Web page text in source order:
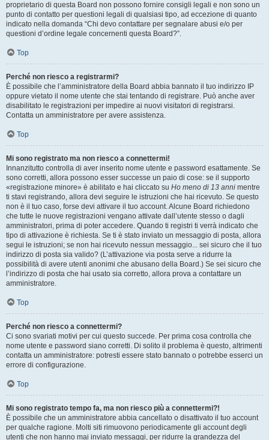
proprietario di questa Board non possono fornire consigli legali e non sono un
punto di contatto per questioni legali di qualsiasi tipo, ad eccezione di quanto
indicato nella domanda “Chi devo contattare per segnalare abusi e/o per
questioni d’ordine legale concernenti questa Board?”.
Top
Perché non riesco a registrarmi?
È possibile che l’amministratore della Board abbia bannato il tuo indirizzo IP
oppure vietato il nome utente che stai tentando di registrare. Può anche aver
disabilitato le registrazioni per impedire ai nuovi visitatori di registrarsi.
Contatta un amministratore per avere assistenza.
Top
Mi sono registrato ma non riesco a connettermi!
Innanzitutto controlla di aver inserito nome utente e password esattamente. Se
sono corretti, allora possono esser successe un paio di cose: se il supporto
«registrazione minore» è abilitato e hai cliccato su Ho meno di 13 anni mentre
ti stavi registrando, allora devi seguire le istruzioni che hai ricevuto. Se questo
non è il tuo caso, forse devi attivare il tuo account. Alcune Board richiedono
che tutte le nuove registrazioni vengano attivate dall’utente stesso o dagli
amministratori, prima di poter accedere. Quando ti registri ti verrà indicato che
tipo di attivazione è richiesta. Se ti è stato inviato un messaggio di posta, allora
segui le istruzioni; se non hai ricevuto nessun messaggio... sei sicuro che il tuo
indirizzo di posta sia valido? (L’attivazione via posta serve a ridurre la
possibilità di avere utenti anonimi che abusano della Board.) Se sei sicuro che
l’indirizzo di posta che hai usato sia corretto, allora prova a contattare un
amministratore.
Top
Perché non riesco a connettermi?
Ci sono svariati motivi per cui questo succede. Per prima cosa controlla che
nome utente e password siano corretti. Di solito il problema è questo, altrimenti
contatta un amministratore: potresti essere stato bannato o potrebbe esserci un
errore di configurazione.
Top
Mi sono registrato tempo fa, ma non riesco più a connettermi?!
È possibile che un amministratore abbia cancellato o disattivato il tuo account
per qualche ragione. Molti siti rimuovono periodicamente gli account degli
utenti che non hanno mai inviato messaggi, per ridurre la grandezza del